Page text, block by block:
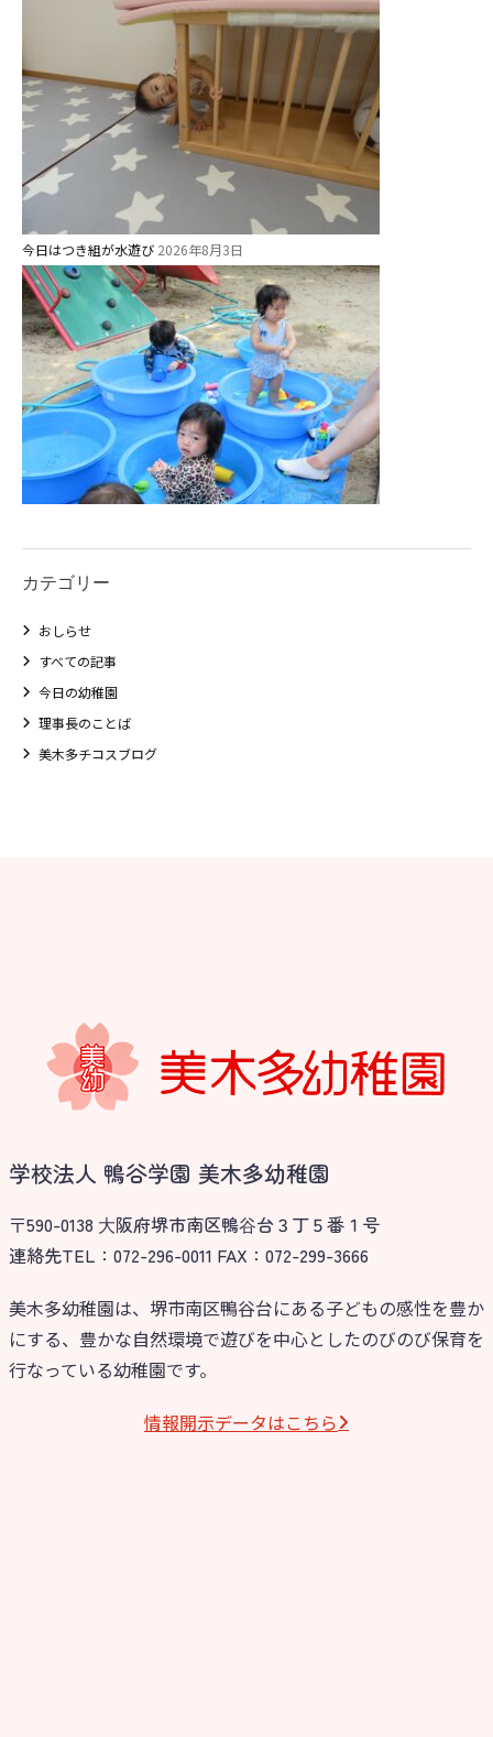
今日はつき組が水遊び 2026年8月3日
カテゴリー
おしらせ
すべての記事
今日の幼稚園
理事長のことば
美木多チコスブログ
学校法人 鴨谷学園 美木多幼稚園
〒590-0138 ⼤阪府堺市南区鴨⾕台３丁５番１号
連絡先TEL：072-296-0011 FAX：072-299-3666
美木多幼稚園は、堺市南区鴨谷台にある子どもの感性を豊か
にする、豊かな自然環境で遊びを中心としたのびのび保育を
行なっている幼稚園です。
情報開⽰データはこちら
教職員募集
園のこと
園舎案内
安⼼・安全対策
給⾷
課外教室
理事長のことば
教育と保育
美⽊多幼稚園の理想
園の1⽇
年間⾏事
預かり保育［ヒラソル ]
美⽊多チコス
美⽊多チコスについて
美⽊多チコスブログ
未就園児クラス
0歳親子登園［マカロンクラス ]
学校法⼈諏訪森学園 諏訪森幼稚
園
⼤阪府私⽴幼稚園連盟
社会福祉法人野田福祉会